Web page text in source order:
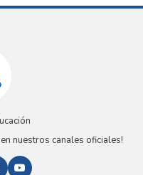
nuestros canales oficiales!